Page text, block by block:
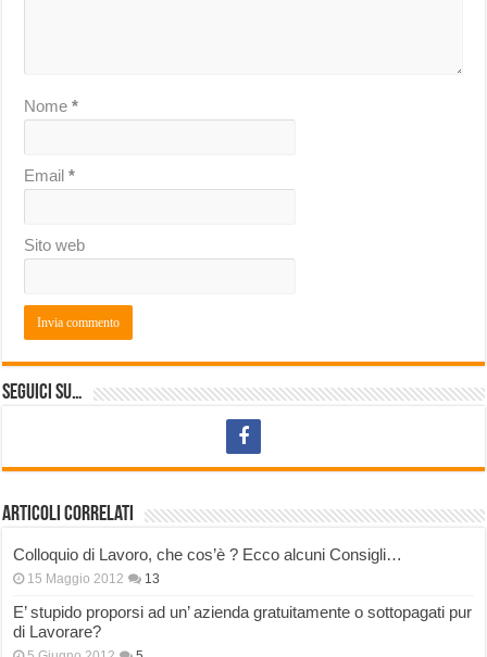
Nome*
Email*
Sito web
Seguici su…
Articoli correlati
Colloquio di Lavoro, che cos’è ? Ecco alcuni Consigli…
15 Maggio 2012 13
E’ stupido proporsi ad un’ azienda gratuitamente o sottopagati pur
di Lavorare?